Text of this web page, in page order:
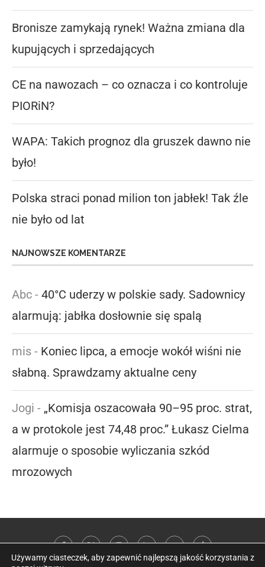
Bronisze zamykają rynek! Ważna zmiana dla
kupujących i sprzedających
CE na nawozach – co oznacza i co kontroluje
PIORiN?
WAPA: Takich prognoz dla gruszek dawno nie
było!
Polska straci ponad milion ton jabłek! Tak źle
nie było od lat
NAJNOWSZE KOMENTARZE
Abc - 40°C uderzy w polskie sady. Sadownicy
alarmują: jabłka dosłownie się spalą
mis - Koniec lipca, a emocje wokół wiśni nie
słabną. Sprawdzamy aktualne ceny
Jogi - „Komisja oszacowała 90–95 proc. strat,
a w protokole jest 74,48 proc.” Łukasz Cielma
alarmuje o sposobie wyliczania szkód
mrozowych
Używamy ciasteczek, aby zapewnić najlepszą jakość korzystania z